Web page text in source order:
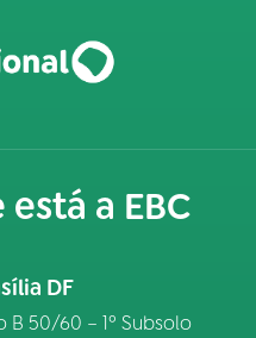
a EBC
DF
B 50/60 – 1º Subsolo